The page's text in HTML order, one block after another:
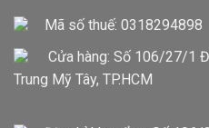
Mã số thuế: 0318294898
Cửa hàng: Số 106/27/1
Trung Mỹ Tây, TP.HCM